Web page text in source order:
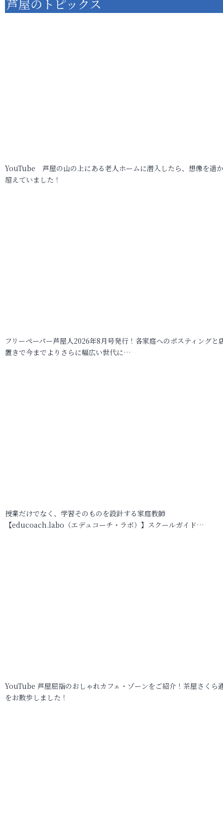
芦屋のトピックス
YouTube 芦屋の山の上にある老人ホームに潜入したら、想像を遥
超えていました！
フリーペーパー芦屋人2026年8月号発行！各家庭へのポスティングと
置きで今までよりさらに幅広い世代に…
授業だけでなく、学習そのものを設計する家庭教師
【educoach.labo（エデュコーチ・ラボ）】スクールガイド…
YouTube 芦屋屈指のおしゃれカフェ・ゾーンをご紹介！茶屋さくら
をお散歩しました！